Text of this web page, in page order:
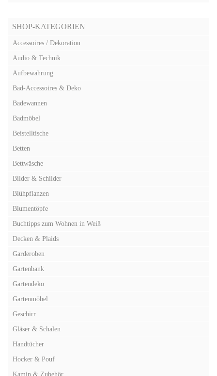
SHOP-KATEGORIEN
Accessoires / Dekoration
Audio & Technik
Aufbewahrung
Bad-Accessoires & Deko
Badewannen
Badmöbel
Beistelltische
Betten
Bettwäsche
Bilder & Schilder
Blühpflanzen
Blumentöpfe
Buchtipps zum Wohnen in Weiß
Decken & Plaids
Garderoben
Gartenbank
Gartendeko
Gartenmöbel
Geschirr
Gläser & Schalen
Handtücher
Hocker & Pouf
Kamin & Zubehör